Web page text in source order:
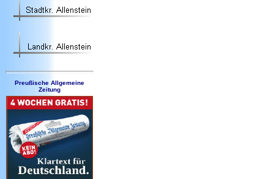
Preußische Allgemeine
Zeitung